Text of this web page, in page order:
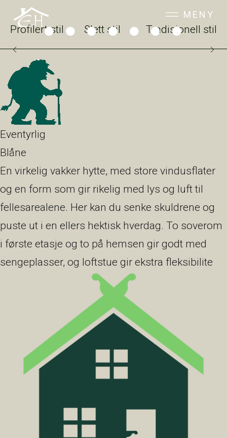
MENY
Profilert stil Slett stil Tradisjonell stil
Eventyrlig
Blåne
En virkelig vakker hytte, med store vindusflater
og en form som gir rikelig med lys og luft til
fellesarealene. Her kan du senke skuldrene og
puste ut i en ellers hektisk hverdag. To soverom
i første etasje og to på hemsen gir godt med
sengeplasser, og loftstue gir ekstra fleksibilite